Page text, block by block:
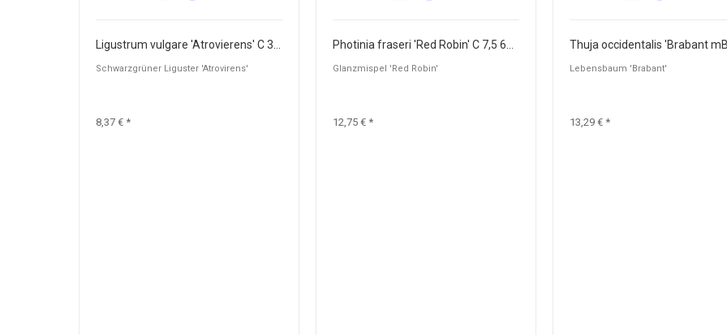
Schwarzgrüner Liguster 'Atrovirens'
8,37 € *
Glanzmispel 'Red Robin'
12,75 € *
Lebensbaum 'Brabant'
13,29 € *